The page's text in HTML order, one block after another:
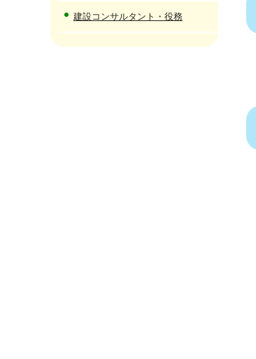
建設コンサルタント・役務